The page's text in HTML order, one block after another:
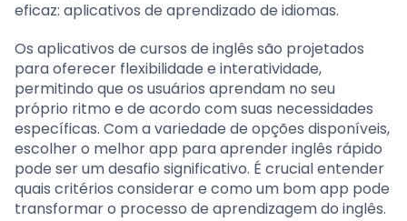
eficaz: aplicativos de aprendizado de idiomas.
Os aplicativos de cursos de inglês são projetados
para oferecer flexibilidade e interatividade,
permitindo que os usuários aprendam no seu
próprio ritmo e de acordo com suas necessidades
específicas. Com a variedade de opções disponíveis,
escolher o melhor app para aprender inglês rápido
pode ser um desafio significativo. É crucial entender
quais critérios considerar e como um bom app pode
transformar o processo de aprendizagem do inglês.